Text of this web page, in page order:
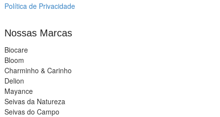
Política de Privacidade
Nossas Marcas
Biocare
Bloom
Charminho & Carinho
Delion
Mayance
Seivas da Natureza
Seivas do Campo